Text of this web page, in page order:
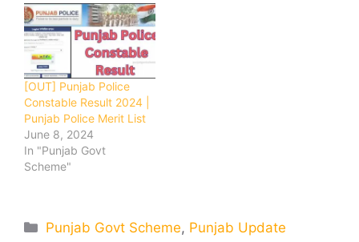
[OUT] Punjab Police
Constable Result 2024 |
Punjab Police Merit List
June 8, 2024
In "Punjab Govt
Scheme"
Categories
Punjab Govt Scheme, Punjab Update